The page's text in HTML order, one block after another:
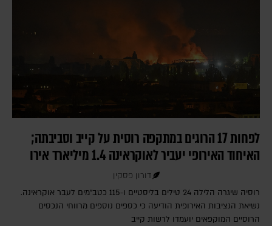
לפחות 17 הרוגים במתקפה רוסית על קייב וסביבתה;
האיחוד האירופי יעביר לאוקראינה 1.4 מיליארד אירו
דורון פסקין
רוסיה שיגרה הלילה 24 טילים בליסטיים ו-115 כטב"מים לעבר אוקראינה.
נשיאת הנציבות האירופית הודיעה כי כספים נוספים מרווחי הנכסים
הרוסיים המוקפאים יועמדו לרשות קייב